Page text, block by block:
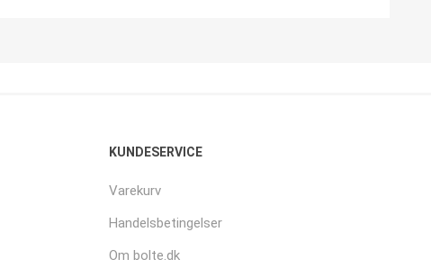
KUNDESERVICE
Varekurv
Handelsbetingelser
Om bolte.dk